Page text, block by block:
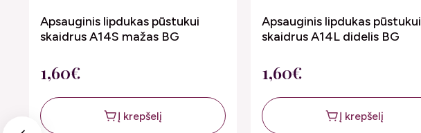
Apsauginis lipdukas pūstukui
skaidrus A14S mažas BG
1,60€
Į krepšelį
Apsauginis lipdukas pūstukui
skaidrus A14L didelis BG
1,60€
Į krepšelį